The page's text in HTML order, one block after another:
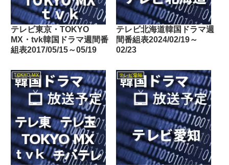
テレビ東京・TOKYO
MX・tvk韓国ドラマ週間番
組表2017/05/15～05/19
テレビ北海道韓国ドラマ週
間番組表2024/02/19～
02/23
TOKYO MX テレビ愛知